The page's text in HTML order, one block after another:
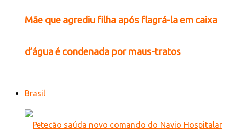
Mãe que agrediu filha após flagrá-la em caixa
d’água é condenada por maus-tratos
Brasil